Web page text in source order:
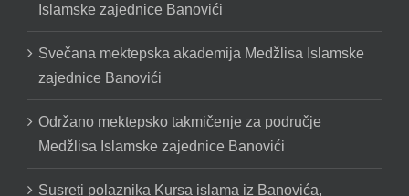
Islamske zajednice Banovići
Svečana mektepska akademija Medžlisa Islamske
zajednice Banovići
Održano mektepsko takmičenje za područje
Medžlisa Islamske zajednice Banovići
Susreti polaznika Kursa islama iz Banovića,